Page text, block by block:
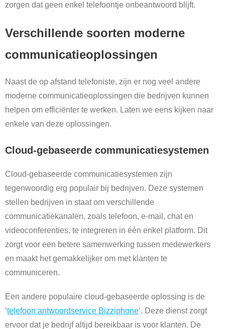
zorgen dat geen enkel telefoontje onbeantwoord blijft.
Verschillende soorten moderne
communicatieoplossingen
Naast de op afstand telefoniste, zijn er nog veel andere
moderne communicatieoplossingen die bedrijven kunnen
helpen om efficiënter te werken. Laten we eens kijken naar
enkele van deze oplossingen.
Cloud-gebaseerde communicatiesystemen
Cloud-gebaseerde communicatiesystemen zijn
tegenwoordig erg populair bij bedrijven. Deze systemen
stellen bedrijven in staat om verschillende
communicatiekanalen, zoals telefoon, e-mail, chat en
videoconferenties, te integreren in één enkel platform. Dit
zorgt voor een betere samenwerking tussen medewerkers
en maakt het gemakkelijker om met klanten te
communiceren.
Een andere populaire cloud-gebaseerde oplossing is de
‘telefoon antwoordservice Bizziphone‘. Deze dienst zorgt
ervoor dat je bedrijf altijd bereikbaar is voor klanten. De